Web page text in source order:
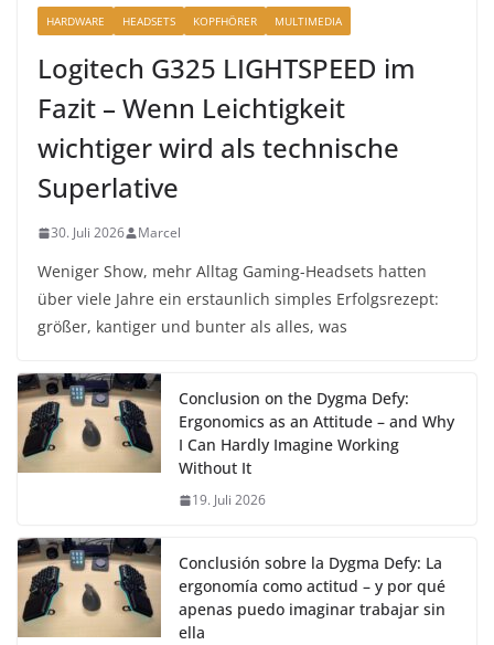
HARDWARE HEADSETS KOPFHÖRER MULTIMEDIA
Logitech G325 LIGHTSPEED im
Fazit – Wenn Leichtigkeit
wichtiger wird als technische
Superlative
30. Juli 2026 Marcel
Weniger Show, mehr Alltag Gaming-Headsets hatten
über viele Jahre ein erstaunlich simples Erfolgsrezept:
größer, kantiger und bunter als alles, was
Conclusion on the Dygma Defy:
Ergonomics as an Attitude – and Why
I Can Hardly Imagine Working
Without It
19. Juli 2026
Conclusión sobre la Dygma Defy: La
ergonomía como actitud – y por qué
apenas puedo imaginar trabajar sin
ella